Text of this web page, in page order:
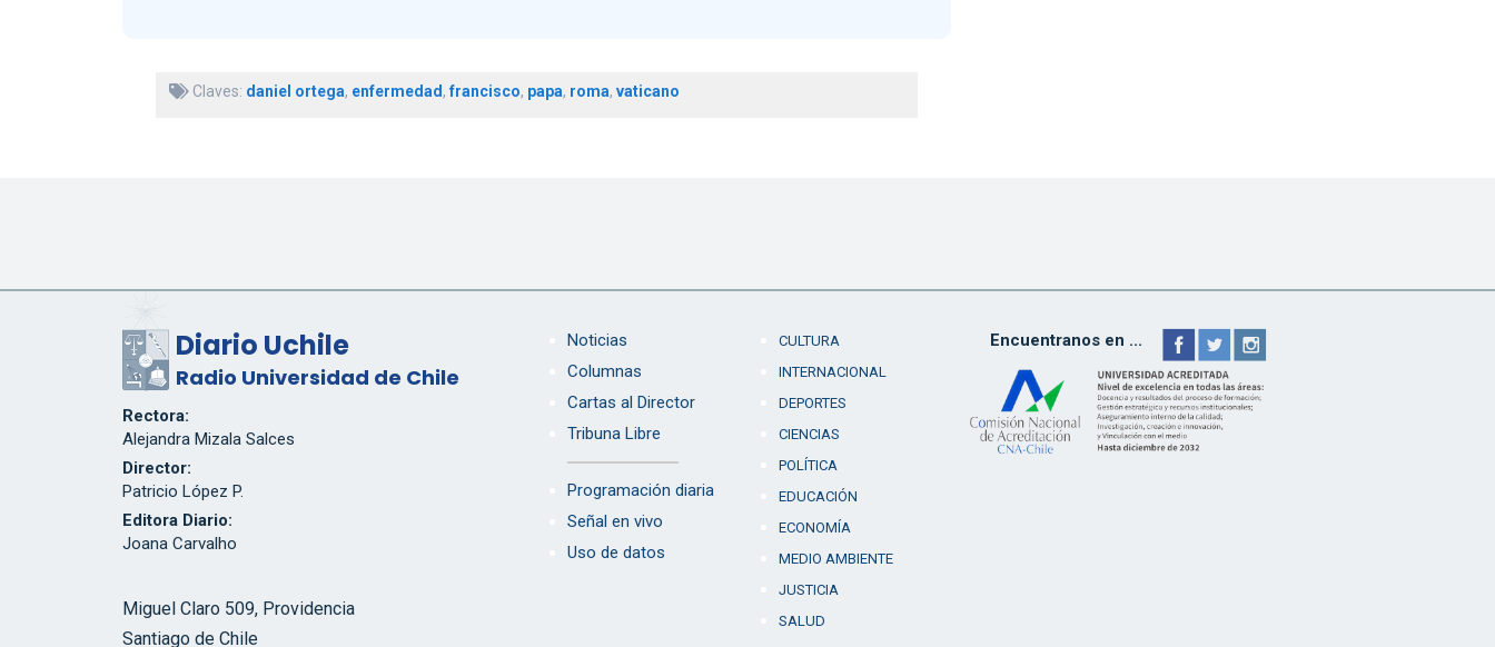
Claves: daniel ortega, enfermedad,francisco, papa, roma, vaticano
Diario Uchile
Radio Universidad de Chile
Rectora:
Alejandra Mizala Salces
Director:
Patricio López P.
Editora Diario:
Joana Carvalho
Miguel Claro 509, Providencia
Santiago de Chile
Noticias
Columnas
Cartas al Director
Tribuna Libre
Programación diaria
Señal en vivo
Uso de datos
CULTURA
INTERNACIONAL
DEPORTES
CIENCIAS
POLÍTICA
EDUCACIÓN
ECONOMÍA
MEDIO AMBIENTE
JUSTICIA
SALUD
Encuentranos en ...